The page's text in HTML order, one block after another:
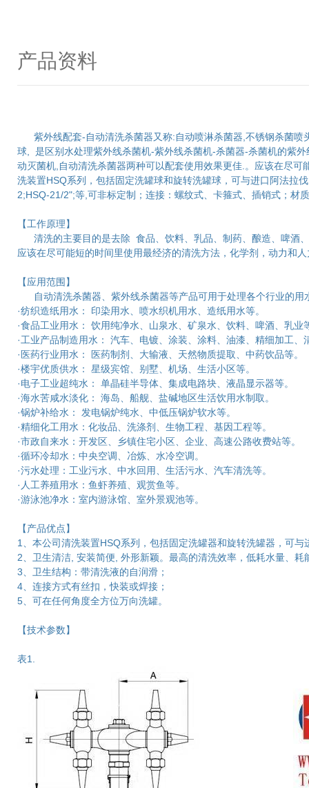
产品资料
紫外线配套-自动清洗杀菌器又称:自动喷淋杀菌器,不锈钢杀菌喷
球, 是区别水处理紫外线杀菌机-紫外线杀菌机-杀菌器-杀菌机的紫
动灭菌机,自动清洗杀菌器两种可以配套使用效果更佳.。应该在尽
洗装置HSQ系列，包括固定洗罐球和旋转洗罐球，可与进口阿法拉
2;HSQ-21/2";等,可非标定制；连接：螺纹式、卡箍式、插销式；材
【工作原理】
清洗的主要目的是去除 食品、饮料、乳品、制药、酿造、啤酒
应该在尽可能短的时间里使用最经济的清洗方法，化学剂，动力和
【应用范围】
自动清洗杀菌器、紫外线杀菌器等产品可用于处理各个行业的用
·纺织造纸用水： 印染用水、喷水织机用水、造纸用水等。
·食品工业用水： 饮用纯净水、山泉水、矿泉水、饮料、啤酒、乳业
·工业产品制造用水： 汽车、电镀、涂装、涂料、油漆、精细加工、
·医药行业用水： 医药制剂、大输液、天然物质提取、中药饮品等。
·楼宇优质供水： 星级宾馆、别墅、机场、生活小区等。
·电子工业超纯水： 单晶硅半导体、集成电路块、液晶显示器等。
·海水苦咸水淡化： 海岛、船舰、盐碱地区生活饮用水制取。
·锅炉补给水： 发电锅炉纯水、中低压锅炉软水等。
·精细化工用水：化妆品、洗涤剂、生物工程、基因工程等。
·市政自来水：开发区、乡镇住宅小区、企业、高速公路收费站等。
·循环冷却水：中央空调、冶炼、水冷空调。
·污水处理：工业污水、中水回用、生活污水、汽车清洗等。
·人工养殖用水：鱼虾养殖、观赏鱼等。
·游泳池净水：室内游泳馆、室外景观池等。
【产品优点】
1、本公司清洗装置HSQ系列，包括固定洗罐器和旋转洗罐器，可
2、卫生清洁, 安装简便, 外形新颖。最高的清洗效率，低耗水量、耗
3、卫生结构：带清洗液的自润滑；
4、连接方式有丝扣，快装或焊接；
5、可在任何角度全方位万向洗罐。
【技术参数】
表1.